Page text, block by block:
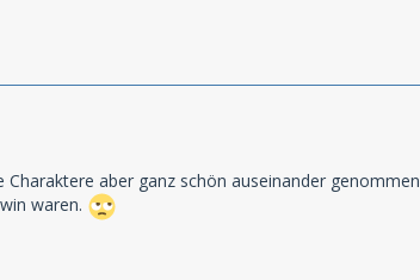
aber ganz schön auseinander
waren.